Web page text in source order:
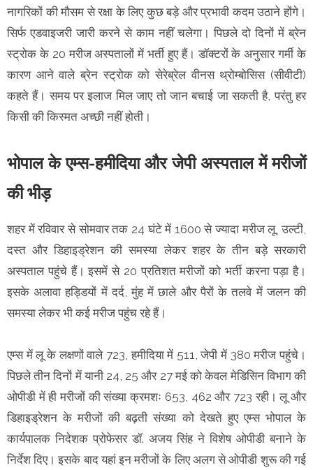
नागरिकों की मौसम से रक्षा के लिए कुछ बड़े और प्रभावी कदम उठाने होंगे।
सिर्फ एडवाइजरी जारी करने से काम नहीं चलेगा। पिछले दो दिनों में ब्रेन
स्ट्रोक के 20 मरीज अस्पतालों में भर्ती हुए हैं। डॉक्टरों के अनुसार गर्मी के
कारण आने वाले ब्रेन स्ट्रोक को सेरेब्रेल वीनस थ्रोम्बोसिस (सीवीटी)
कहते हैं। समय पर इलाज मिल जाए तो जान बचाई जा सकती है, परंतु हर
किसी की किस्मत अच्छी नहीं होती।
भोपाल के एम्स-हमीदिया और जेपी अस्पताल में मरीजों
की भीड़
शहर में रविवार से सोमवार तक 24 घंटे में 1600 से ज्यादा मरीज लू, उल्टी,
दस्त और डिहाइड्रेशन की समस्या लेकर शहर के तीन बड़े सरकारी
अस्पताल पहुंचे हैं। इसमें से 20 प्रतिशत मरीजों को भर्ती करना पड़ा है।
इसके अलावा हड्डियों में दर्द, मुंह में छाले और पैरों के तलवे में जलन की
समस्या लेकर भी कई मरीज पहुंच रहे हैं।
एम्स में लू के लक्षणों वाले 723, हमीदिया में 511, जेपी में 380 मरीज पहुंचे।
पिछले तीन दिनों में यानी 24, 25 और 27 मई को केवल मेडिसिन विभाग की
ओपीडी में ही मरीजों की संख्या क्रमशः 653, 462 और 723 रही। लू और
डिहाइड्रेशन के मरीजों की बढ़ती संख्या को देखते हुए एम्स भोपाल के
कार्यपालक निदेशक प्रोफेसर डॉ. अजय सिंह ने विशेष ओपीडी बनाने के
निर्देश दिए। इसके बाद यहां इन मरीजों के लिए अलग से ओपीडी शुरू की गई